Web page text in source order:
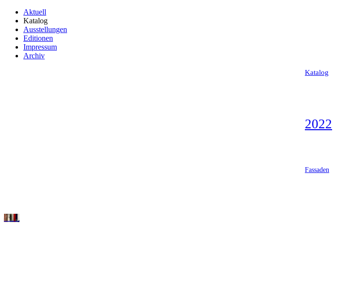
Aktuell
Katalog
Ausstellungen
Editionen
Impressum
Archiv
Katalog
2022
Fassaden